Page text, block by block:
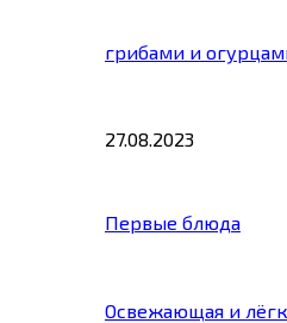
грибами и
27.08.2023
Первые блюда
Освежающая и